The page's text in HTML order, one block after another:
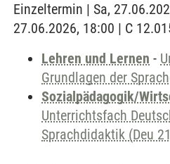
Einzeltermin | Sa,
27.06.2026, 18:00 | C
Lehren und Lernen -
Grundlagen der
Sozialpädagogik/
Unterrichtsfach
Sprachdidaktik (Deu